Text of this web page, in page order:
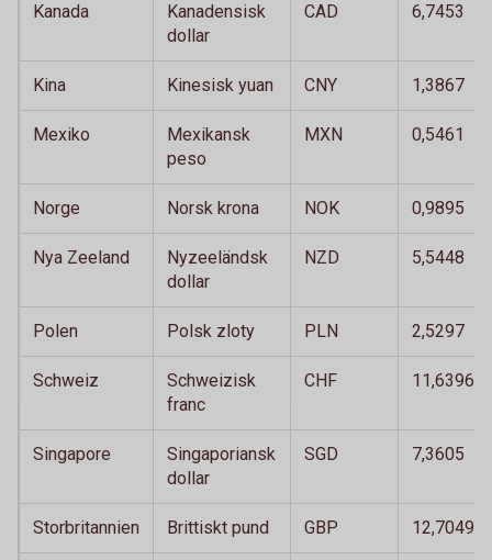
Kanada
Kanadensisk
dollar
CAD 6,7453
Kina Kinesisk yuan CNY 1,3867
Mexiko
Mexikansk
peso
MXN 0,5461
Norge Norsk krona NOK 0,9895
Nya Zeeland
Nyzeeländsk
dollar
NZD 5,5448
Polen Polsk zloty PLN 2,5297
Schweiz
Schweizisk
franc
CHF 11,6396
Singapore
Singaporiansk
dollar
SGD 7,3605
Storbritannien Brittiskt pund GBP 12,7049